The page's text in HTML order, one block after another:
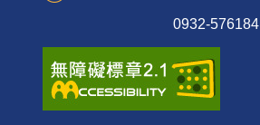
0932-576184